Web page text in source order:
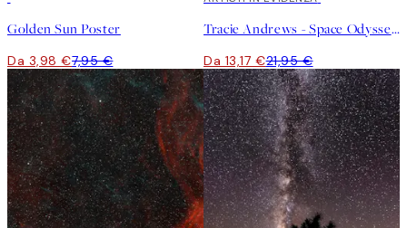
Golden Sun Poster
Da 3,98 €7,95 €
Tracie Andrews - Space Odyssey Poster
Da 13,17 €21,95 €